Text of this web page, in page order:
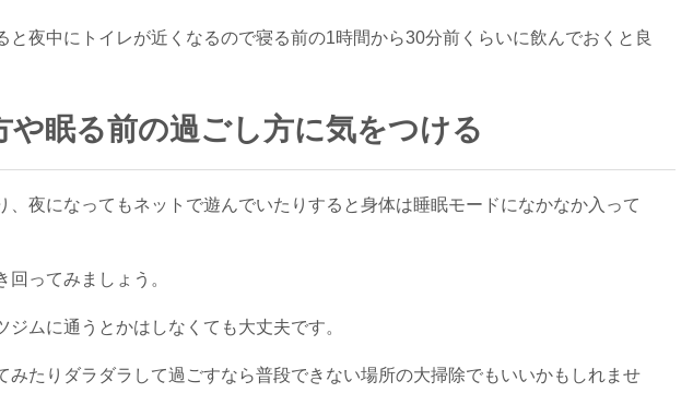
と夜中にトイレが近くなるので寝る前の1時間から30分前くらいに飲んでおくと良
や眠る前の過ごし方に気をつける
、夜になってもネットで遊んでいたりすると身体は睡眠モードになかなか入って
ってみましょう。
ムに通うとかはしなくても大丈夫です。
みたりダラダラして過ごすなら普段できない場所の大掃除でもいいかもしれませ